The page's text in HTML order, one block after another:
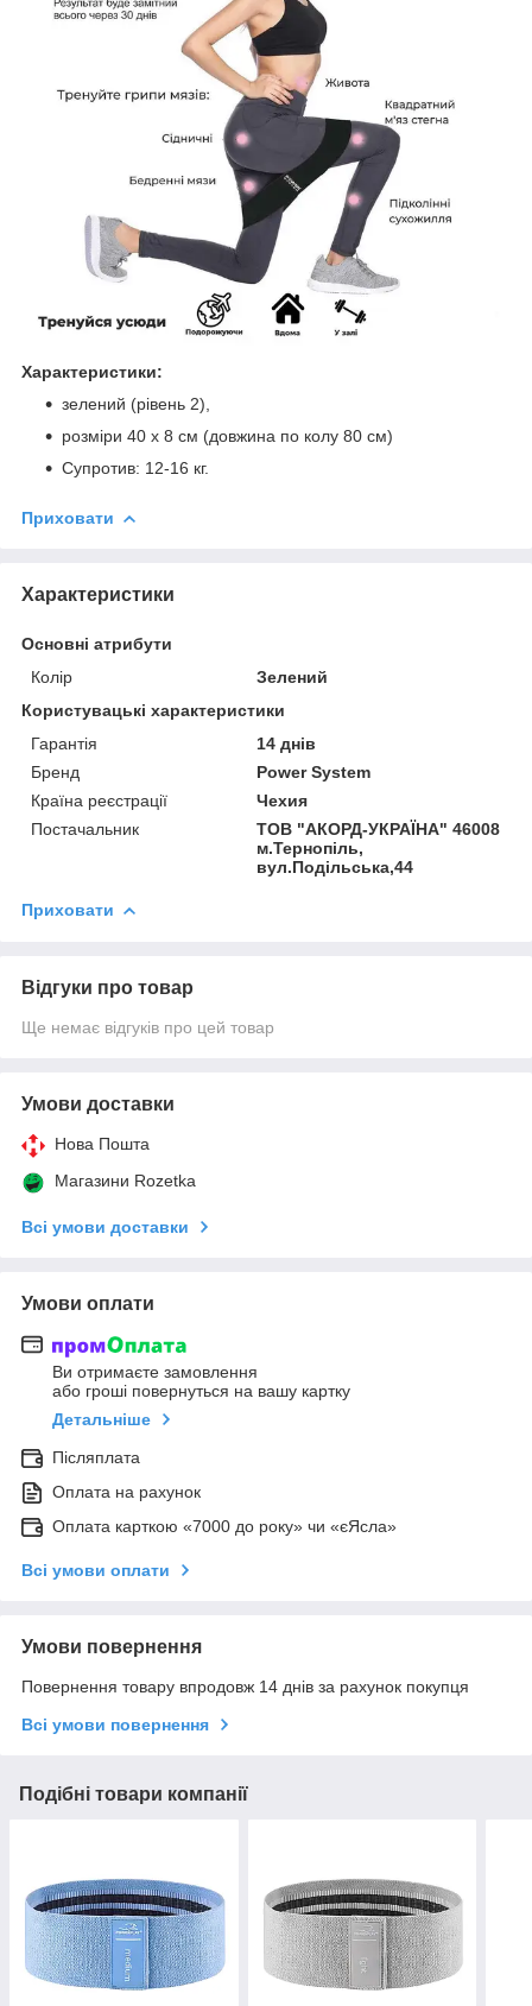
Характеристики:
зелений (рівень 2),
розміри 40 х 8 см (довжина по колу 80 см)
Супротив: 12-16 кг.
Приховати
Характеристики
Основні атрибути
Колір
Зелений
Користувацькi характеристики
Гарантія
14 днів
Бренд
Power System
Країна реєстрації
Чехия
Постачальник
ТОВ "АКОРД-УКРАЇНА" 46008
м.Тернопіль,
вул.Подільська,44
Приховати
Відгуки про товар
Ще немає відгуків про цей товар
Умови доставки
Нова Пошта
Магазини Rozetka
Всі умови доставки
Умови оплати
Ви отримаєте замовлення
або гроші повернуться на вашу картку
Детальніше
Післяплата
Оплата на рахунок
Оплата карткою «7000 до року» чи «єЯсла»
Всі умови оплати
Умови повернення
Повернення товару впродовж 14 днів за рахунок покупця
Всі умови повернення
Подібні товари компанії